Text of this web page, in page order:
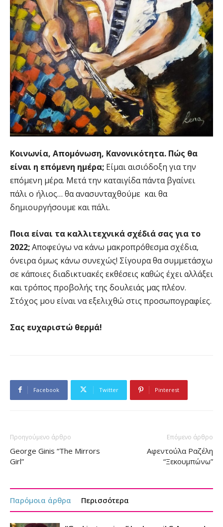
Κοινωνία, Απομόνωση, Κανονικότητα. Πώς θα
είναι η επόμενη ημέρα; Είμαι αισιόδοξη για την
επόμενη μέρα. Μετά την καταιγίδα πάντα βγαίνει
πάλι ο ήλιος… θα ανασυνταχθούμε και θα
δημιουργήσουμε και πάλι.
Ποια είναι τα καλλιτεχνικά σχέδιά σας για το
2022;Αποφεύγω να κάνω μακροπρόθεσμα σχέδια,
όνειρα όμως κάνω συνεχώς! Σίγουρα θα συμμετάσχω
σε κάποιες διαδικτυακές εκθέσεις καθώς έχει αλλάξει
και τρόπος προβολής της δουλειάς μας πλέον.
Στόχος μου είναι να εξελιχθώ στις προσωπογραφίες.
Σας ευχαριστώ θερμά!
Facebook Twitter Pinterest
Προηγούμενο άρθρο
George Ginis “The Mirrors
Girl”
Επόμενο άρθρο
Αφεντούλα Ραζέλη
“Ξεκουμπώνω”
Παρόμοια άρθρα Περισσότερα